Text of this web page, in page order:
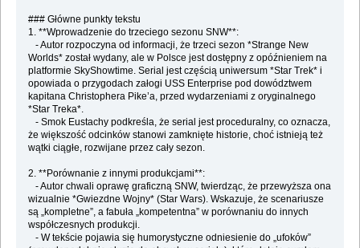
### Główne punkty tekstu
1. **Wprowadzenie do trzeciego sezonu SNW**:
- Autor rozpoczyna od informacji, że trzeci sezon *Strange New
Worlds* został wydany, ale w Polsce jest dostępny z opóźnieniem na
platformie SkyShowtime. Serial jest częścią uniwersum *Star Trek* i
opowiada o przygodach załogi USS Enterprise pod dowództwem
kapitana Christophera Pike’a, przed wydarzeniami z oryginalnego
*Star Treka*.
- Smok Eustachy podkreśla, że serial jest proceduralny, co oznacza,
że większość odcinków stanowi zamknięte historie, choć istnieją też
wątki ciągłe, rozwijane przez cały sezon.
2. **Porównanie z innymi produkcjami**:
- Autor chwali oprawę graficzną SNW, twierdząc, że przewyższa ona
wizualnie *Gwiezdne Wojny* (Star Wars). Wskazuje, że scenariusze
są „kompletne”, a fabuła „kompetentna” w porównaniu do innych
współczesnych produkcji.
- W tekście pojawia się humorystyczne odniesienie do „ufoków”